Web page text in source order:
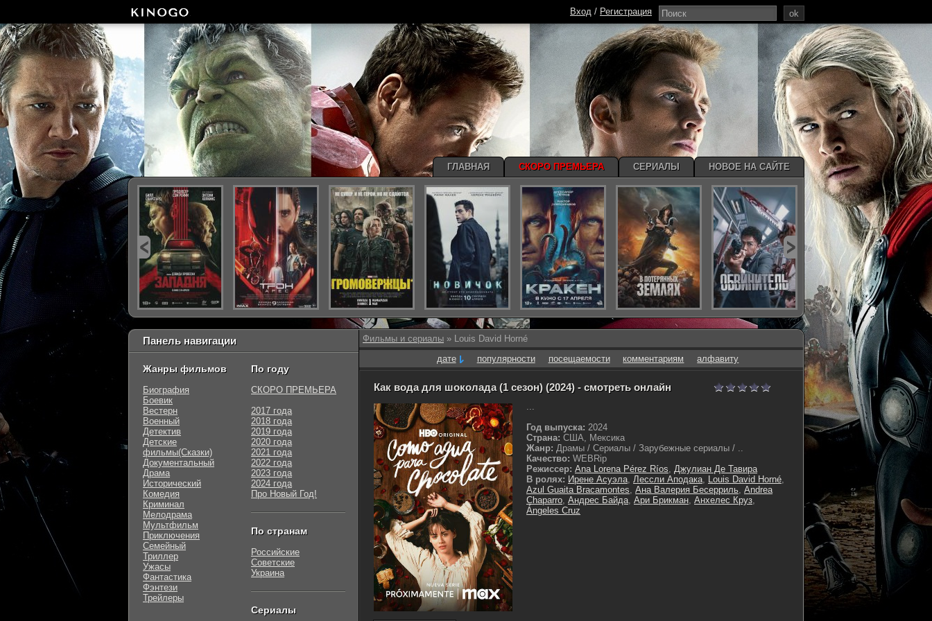
Фильмы и сериалы » Louis David Horné
дате
популярности посещаемости комментариям алфавиту
Как вода для шоколада (1 сезон) (2024) - смотреть онлайн
...
Год выпуска: 2024
Страна: США, Мексика
Жанр: Драмы / Сериалы / Зарубежные сериалы / ..
Качество: WEBRip
Режиссер: Ana Lorena Pérez Ríos, Джулиан Де Тавира
В ролях: Ирене Асуэла, Лессли Аподака, Louis David Horné,
Azul Guaita Bracamontes, Ана Валерия Бесерриль, Andrea
Chaparro, Андрес Байда, Ари Брикман, Анхелес Круз,
Ángeles Cruz
Панель навигации
Жанры фильмов
Биография
Боевик
Вестерн
Военный
Детектив
Детские
фильмы(Сказки)
Документальный
Драма
Исторический
Комедия
Криминал
Мелодрама
Мультфильм
Приключения
Семейный
Триллер
Ужасы
Фантастика
Фэнтези
Трейлеры
По году
СКОРО ПРЕМЬЕРА
2017 года
2018 года
2019 года
2020 года
2021 года
2022 года
2023 года
2024 года
Про Новый Год!
По странам
Российские
Советские
Украина
Сериалы
ok
Вход / Регистрация
ГЛАВНАЯ СКОРО ПРЕМЬЕРА СЕРИАЛЫ НОВОЕ НА САЙТЕ